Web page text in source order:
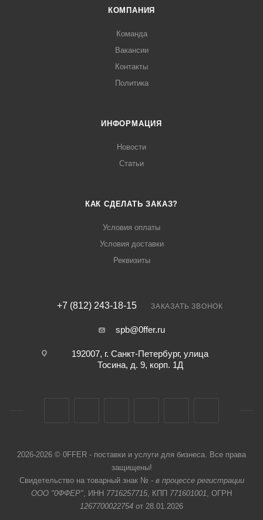
КОМПАНИЯ
Команда
Вакансии
Контакты
Политика
ИНФОРМАЦИЯ
Новости
Статьи
КАК СДЕЛАТЬ ЗАКАЗ?
Условия оплаты
Условия доставки
Реквизиты
+7 (812) 243-18-15 ЗАКАЗАТЬ ЗВОНОК
spb@0ffer.ru
192007, г. Санкт-Петербург, улица
Тосина, д. 9, корп. 1Д
2026-2026 © 0FFER - поставки и услуги для бизнеса. Все права
защищены!
Свидетельство на товарный знак № - в процессе регистрации
ООО "0ФФЕР", ИНН 7716257715, КПП 771601001, ОГРН
1267700022754 от 28.01.2026